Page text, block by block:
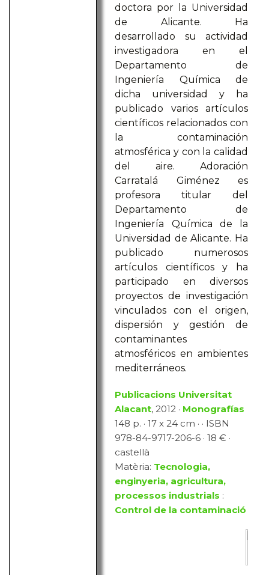
doctora por la Universidad
de Alicante. Ha
desarrollado su actividad
investigadora en el
Departamento de
Ingeniería Química de
dicha universidad y ha
publicado varios artículos
científicos relacionados con
la contaminación
atmosférica y con la calidad
del aire. Adoración
Carratalá Giménez es
profesora titular del
Departamento de
Ingeniería Química de la
Universidad de Alicante. Ha
publicado numerosos
artículos científicos y ha
participado en diversos
proyectos de investigación
vinculados con el origen,
dispersión y gestión de
contaminantes
atmosféricos en ambientes
mediterráneos.
Publicacions Universitat
Alacant, 2012 · Monografías
148 p. · 17 x 24 cm · · ISBN
978-84-9717-206-6 · 18 € ·
castellà
Matèria: Tecnologia,
enginyeria, agricultura,
processos industrials :
Control de la contaminació